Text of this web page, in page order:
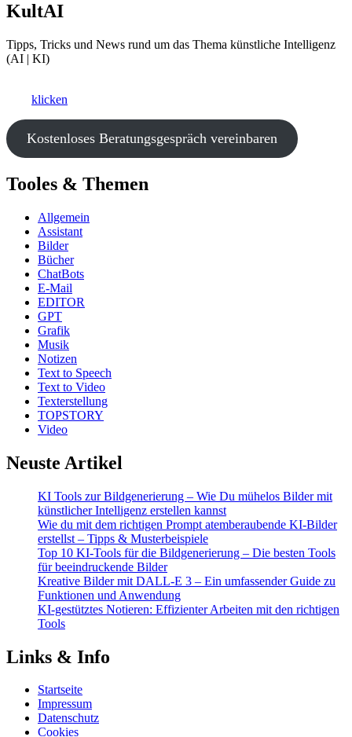
KultAI
Tipps, Tricks und News rund um das Thema künstliche Intelligenz
(AI | KI)
klicken
Kostenloses Beratungsgespräch vereinbaren
Tooles & Themen
Allgemein
Assistant
Bilder
Bücher
ChatBots
E-Mail
EDITOR
GPT
Grafik
Musik
Notizen
Text to Speech
Text to Video
Texterstellung
TOPSTORY
Video
Neuste Artikel
KI Tools zur Bildgenerierung – Wie Du mühelos Bilder mit
künstlicher Intelligenz erstellen kannst
Wie du mit dem richtigen Prompt atemberaubende KI-Bilder
erstellst – Tipps & Musterbeispiele
Top 10 KI-Tools für die Bildgenerierung – Die besten Tools
für beeindruckende Bilder
Kreative Bilder mit DALL-E 3 – Ein umfassender Guide zu
Funktionen und Anwendung
KI-gestütztes Notieren: Effizienter Arbeiten mit den richtigen
Tools
Links & Info
Startseite
Impressum
Datenschutz
Cookies